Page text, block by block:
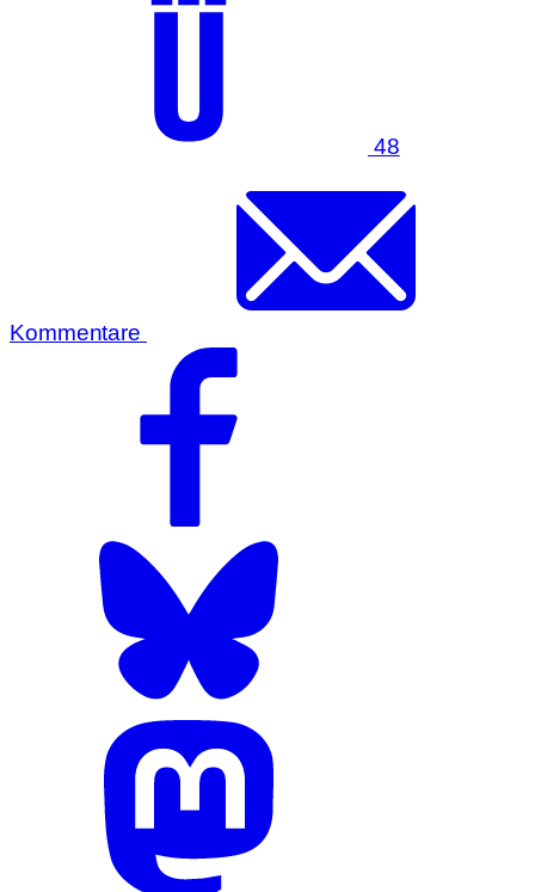
48
Kommentare